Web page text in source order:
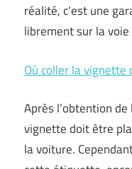
réalité, c’est une
librement sur la
Où coller la vignette
Après l’obtention de
vignette doit être
la voiture.